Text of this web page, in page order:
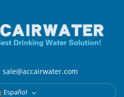
sale@accairwater.com
Español